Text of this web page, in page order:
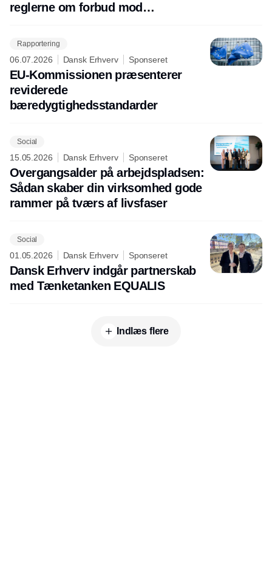
reglerne om forbud mod
skal vide som virksomhed
Rapportering
06.07.2026 Dansk Erhverv Sponseret
EU-Kommissionen præsenterer
reviderede
bæredygtighedsstandarder
Social
15.05.2026 Dansk Erhverv Sponseret
Overgangsalder på arbejdspladsen:
Sådan skaber din virksomhed gode
rammer på tværs af livsfaser
Social
01.05.2026 Dansk Erhverv Sponseret
Dansk Erhverv indgår partnerskab
med Tænketanken EQUALIS
Indlæs flere